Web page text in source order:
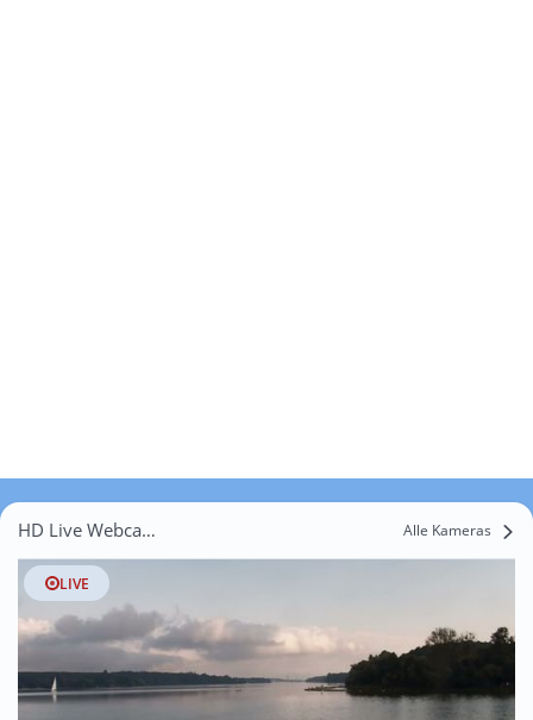
HD Live Webcams Siedl, Weinbergshöhe Alle Kameras
LIVE